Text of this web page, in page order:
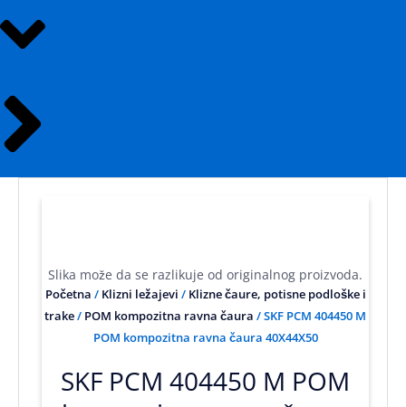
Slika može da se razlikuje od originalnog proizvoda.
Početna / Klizni ležajevi / Klizne čaure, potisne podloške i
trake/ POM kompozitna ravna čaura / SKF PCM 404450 M
POM kompozitna ravna čaura 40X44X50
SKF PCM 404450 M POM